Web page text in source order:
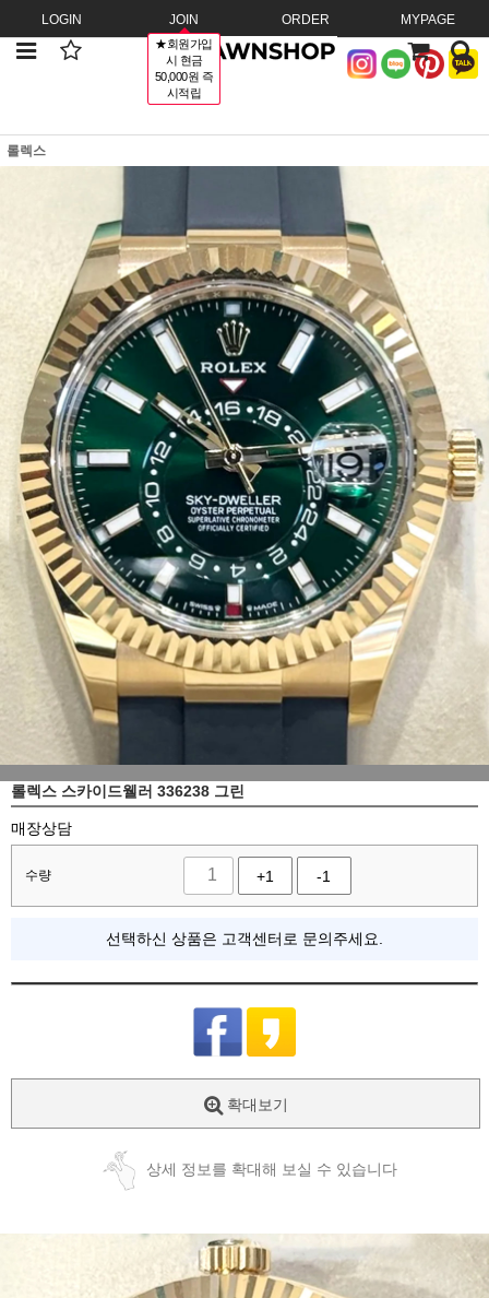
LOGIN JOIN
★회원가입
시 현금
50,000원 즉
시적립
ORDER MYPAGE
롤렉스
롤렉스 스카이드웰러 336238 그린
매장상담
수량 +1 -1
선택하신 상품은 고객센터로 문의주세요.
확대보기
상세 정보를 확대해 보실 수 있습니다